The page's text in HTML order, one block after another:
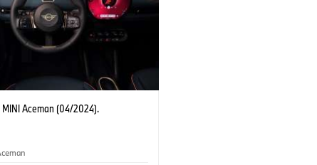
Aceman (04/2024).